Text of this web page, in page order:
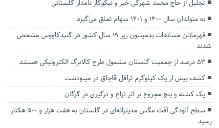
تجلیل از حاج محمد شهرکی خیر و نیکوکار نامدار گلستانی
به متولدان سال ۱۴۰۰ و ۱۴۰۱ سهام تعلق می‌گیرد
قهرمانان مسابقات بدمینتون زیر ۱۹ سال کشور در گنبدکاووس مشخص
شدند
۵۳ درصد از جمعیت گلستان مشمول طرح کالابرگ الکترونیکی هستند
کشف بیش از یک کیلوگرم ترافل قاچاق در مینودشت
یک کشته و پنج مجروح بر اثر نزاع و درگیری در گرگان
سطح آلودگی آفت مگس مدیترانه‌ای در گلستان به هفت هزار و ۵۰۰ هکتار
رسید